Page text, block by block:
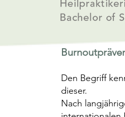
Burnout
Den Begriff
dieser.
Nach